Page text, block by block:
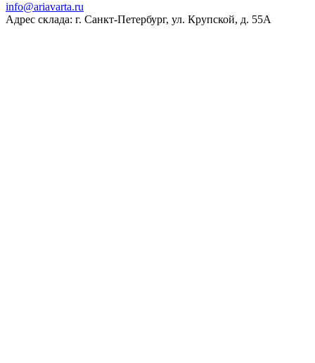
ur.atravaira@ofni
Адрес склада: г. Санкт-Петербург, ул. Крупской, д. 55А